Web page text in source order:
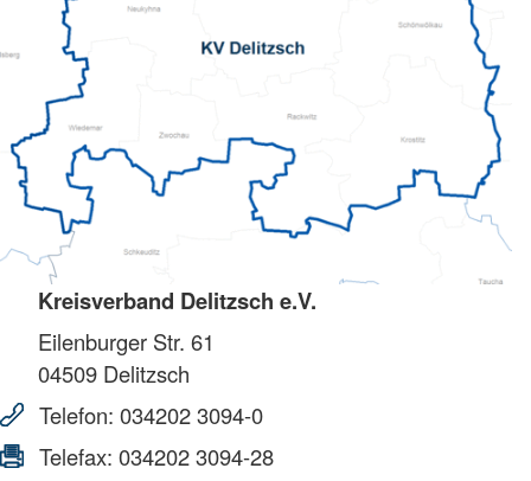
Kreisverband Delitzsch e.V.
Eilenburger Str. 61
04509 Delitzsch
Telefon: 034202 3094-0
Telefax: 034202 3094-28